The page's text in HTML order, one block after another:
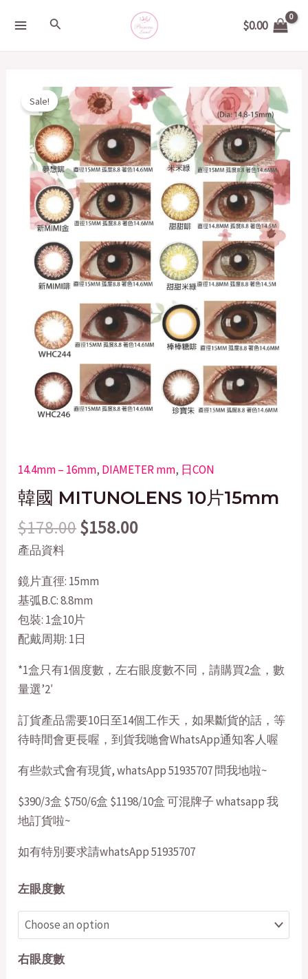
Search $0.00
Sale!
14.4mm – 16mm, DIAMETER mm, 日CON
韓國 MITUNOLENS 10片15mm
$178.00
Original
price
was:
$178.00.
$158.00
Current
price
is:
$158.00.
產品資料
鏡片直徑: 15mm
基弧B.C: 8.8mm
包裝: 1盒10片
配戴周期: 1日
*1盒只有1個度數，左右眼度數不同，請購買2盒，數
量選’2′
訂貨產品需要10日至14個工作天，如果斷貨的話，等
待時間會更長喔，到貨我哋會WhatsApp通知客人喔
有些款式會有現貨, whatsApp 51935707 問我地啦~
$390/3盒 $750/6盒 $1198/10盒 可混牌子 whatsapp 我
地訂貨啦~
如有特別要求請whatsApp 51935707
左眼度數
右眼度數
國
MITUNOLENS
15mm
quantity